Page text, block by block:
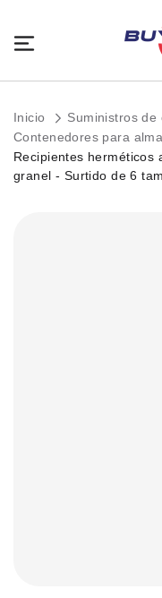
Inicio
Suministros de
Contenedores para
Recipientes herméticos
granel - Surtido de 6